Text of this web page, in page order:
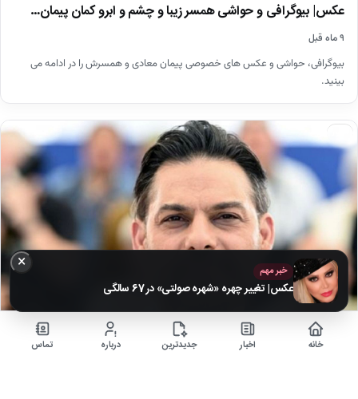
عکس| بیوگرافی و حواشی همسر زیبا و چشم و ابرو کمان پیمان…
۹ ماه قبل
بیوگرافی، حواشی و عکس های خصوصی پیمان معادی و همسرش را در ادامه می
بینید.
× خبر مهم
عکس| تغییر چهره «شهره صولتی» در 67 سالگی
خانه اخبار جدیدترین درباره تماس